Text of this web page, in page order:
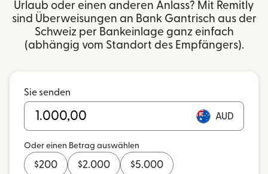
Urlaub oder einen anderen Anlass? Mit Remitly
sind Überweisungen an Bank Gantrisch aus der
Schweiz per Bankeinlage ganz einfach
(abhängig vom Standort des Empfängers).
Sie senden
AUD
Oder einen Betrag auswählen
$200 $2.000 $5.000